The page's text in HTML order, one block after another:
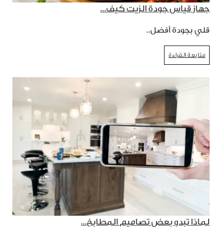
جهاز قياس جودة الزيت كيف...
قلي بجودة أفضل..
متابعة القراءة
لماذا تبدو بعض تصاميم المطابخ...